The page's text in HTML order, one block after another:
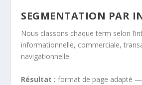
SEGMENTATION PAR
Nous classons chaque term selon
informationnelle, commerciale,
navigationnelle.
Résultat : format de page adapté